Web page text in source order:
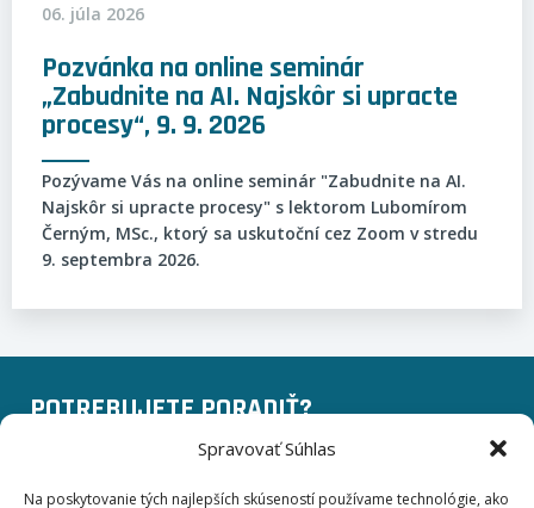
Spravovať Súhlas
Na poskytovanie tých najlepších skúseností používame technológie, ako
Pozvánka na online seminár
„Zabudnite na AI. Najskôr si upracte
procesy“, 9. 9. 2026
Pozývame Vás na online seminár "Zabudnite na AI.
Najskôr si upracte procesy" s lektorom Lubomírom
Černým, MSc., ktorý sa uskutoční cez Zoom v stredu
9. septembra 2026.
06. júla 2026
POTREBUJETE PORADIŤ?
+420 775 757 140